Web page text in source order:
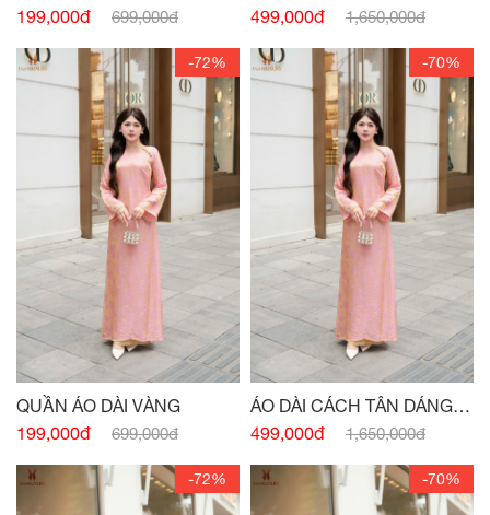
199,000đ
699,000đ
XUÔNG CỔ 3 PHÂN CAM
499,000đ 1,650,000đ
-72%
QUẦN ÁO DÀI VÀNG
199,000đ
699,000đ
-70%
ÁO DÀI CÁCH TÂN DÁNG
XUÔNG CỔ 3 PHÂN HỒNG
499,000đ 1,650,000đ
-72% -70%